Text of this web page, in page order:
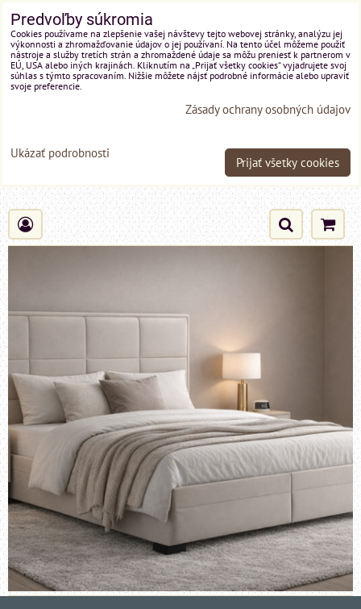
Predvoľby súkromia
Cookies používame na zlepšenie vašej návštevy tejto webovej stránky, analýzu jej
výkonnosti a zhromažďovanie údajov o jej používaní. Na tento účel môžeme použiť
nástroje a služby tretích strán a zhromaždené údaje sa môžu preniesť k partnerom v
EÚ, USA alebo iných krajinách. Kliknutím na „Prijať všetky cookies“ vyjadrujete svoj
súhlas s týmto spracovaním. Nižšie môžete nájsť podrobné informácie alebo upraviť
svoje preferencie.
Zásady ochrany osobných údajov
Ukázať podrobnosti
Prijať všetky cookies